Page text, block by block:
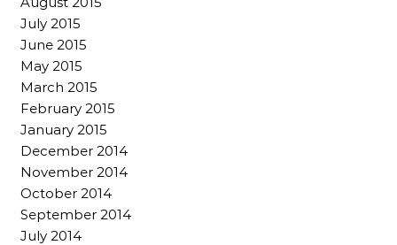
July 2015
June 2015
May 2015
March 2015
February 2015
January 2015
December 2014
November 2014
October 2014
September 2014
July 2014